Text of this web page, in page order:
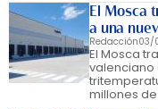
El Mosca
a una
Redacción03/
El Mosca
valenciano
millones